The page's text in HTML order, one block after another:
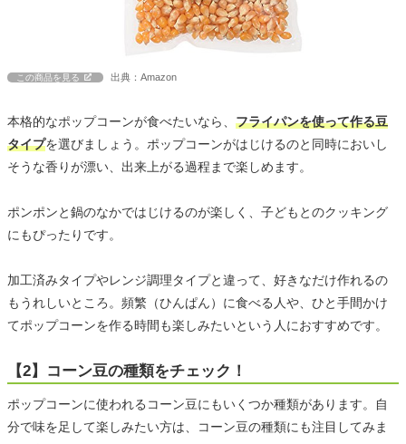
この商品を見る 出典：Amazon
本格的なポップコーンが食べたいなら、 フライパンを使って作る豆
タイプを選びましょう。ポップコーンがはじけるのと同時においし
そうな香りが漂い、出来上がる過程まで楽しめます。
ポンポンと鍋のなかではじけるのが楽しく、子どもとのクッキング
にもぴったりです。
加工済みタイプやレンジ調理タイプと違って、好きなだけ作れるの
もうれしいところ。頻繁（ひんぱん）に食べる人や、ひと手間かけ
てポップコーンを作る時間も楽しみたいという人におすすめです。
【2】コーン豆の種類をチェック！
ポップコーンに使われるコーン豆にもいくつか種類があります。自
分で味を足して楽しみたい方は、コーン豆の種類にも注目してみま